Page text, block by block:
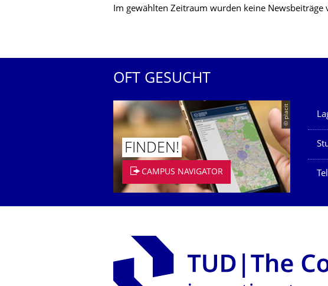
Im gewählten Zeitraum wurden keine Newsbeiträge
OFT GESUCHT
© placit
FINDEN!
CAMPUS NAVIGATOR